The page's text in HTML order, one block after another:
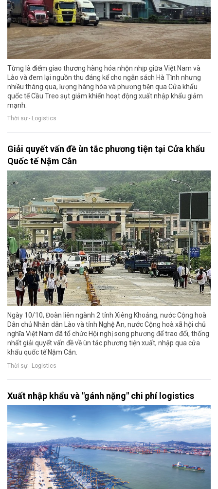
Từng là điểm giao thương hàng hóa nhộn nhịp giữa Việt Nam và
Lào và đem lại nguồn thu đáng kể cho ngân sách Hà Tĩnh nhưng
nhiều tháng qua, lượng hàng hóa và phương tiện qua Cửa khẩu
quốc tế Cầu Treo sụt giảm khiến hoạt động xuất nhập khẩu giảm
mạnh.
Thời sự - Logistics
Giải quyết vấn đề ùn tắc phương tiện tại Cửa khẩu
Quốc tế Nậm Cắn
Ngày 10/10, Đoàn liên ngành 2 tỉnh Xiêng Khoảng, nước Cộng hoà
Dân chủ Nhân dân Lào và tỉnh Nghệ An, nước Cộng hoà xã hội chủ
nghĩa Việt Nam đã tổ chức Hội nghị song phương để trao đổi, thống
nhất giải quyết vấn đề về ùn tắc phương tiện xuất, nhập qua cửa
khẩu quốc tế Nậm Cắn.
Thời sự - Logistics
Xuất nhập khẩu và "gánh nặng" chi phí logistics